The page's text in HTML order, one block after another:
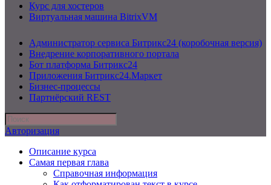
Курс для хостеров
Виртуальная машина BitrixVM
Администратор сервиса Битрикс24 (коробочная версия)
Внедрение корпоративного портала
Бот платформа Битрикс24
Приложения Битрикс24.Маркет
Бизнес-процессы
Партнёрский REST
Авторизация
Описание курса
Самая первая глава
Справочная информация